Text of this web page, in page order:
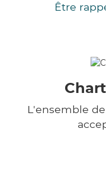
Être
L'ensemble